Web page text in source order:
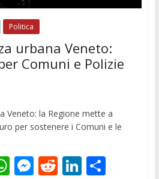
Politica
urbana Veneto:
Comuni e Polizie
Veneto: la Regione mette a
per sostenere i Comuni e le
W M R Li C